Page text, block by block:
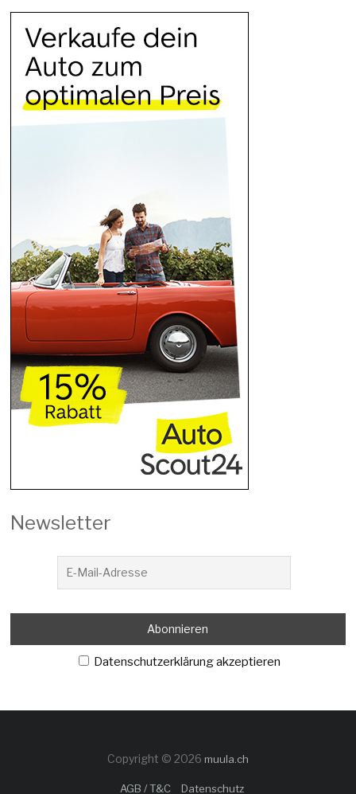
Newsletter
Datenschutzerklärung akzeptieren
Copyright © 2026 muula.ch
AGB / T&C Datenschutz